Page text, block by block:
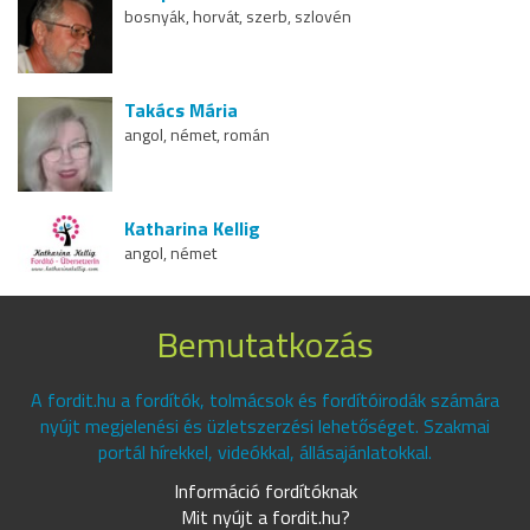
bosnyák, horvát, szerb, szlovén
Takács Mária
angol, német, román
Katharina Kellig
angol, német
Bemutatkozás
A fordit.hu a fordítók, tolmácsok és fordítóirodák számára
nyújt megjelenési és üzletszerzési lehetőséget. Szakmai
portál hírekkel, videókkal, állásajánlatokkal.
Információ fordítóknak
Mit nyújt a fordit.hu?